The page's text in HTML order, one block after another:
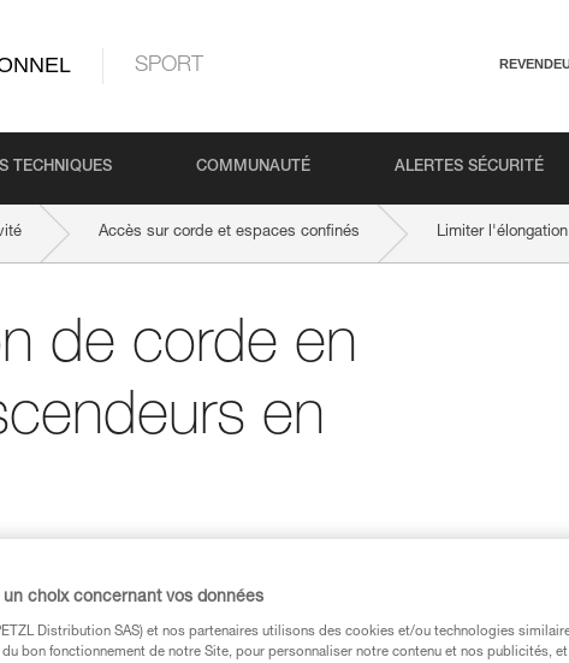
SPORT
TECHNIQUES COMMUNAUTÉ ALERTES SÉCURITÉ
Accès sur corde et espaces confinés Limiter
de corde en
en
des cordes peut devenir problématique.
parallèle permet de limiter cette élongation.
un choix concernant vos données
Distribution SAS) et nos partenaires utilisons des cookies et/ou technologies
du bon fonctionnement de notre Site, pour personnaliser notre contenu et nos publicités,